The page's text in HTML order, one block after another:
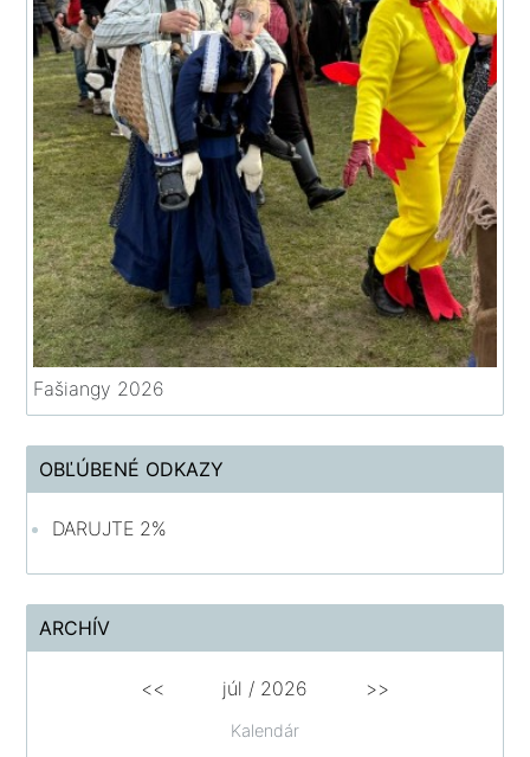
Fašiangy 2026
OBĽÚBENÉ ODKAZY
DARUJTE 2%
ARCHÍV
Kalendár
<< júl / 2026 >>